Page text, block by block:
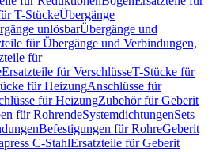
T-StückeÜbergänge
unlösbarÜbergänge und
für Übergänge und Verbindungen,
für
Ersatzteile für VerschlüsseT-Stücke für
für HeizungAnschlüsse für
für HeizungZubehör für Geberit
für RohrendeSystemdichtungenSets
Befestigungen für RohreGeberit
C-StahlErsatzteile für Geberit